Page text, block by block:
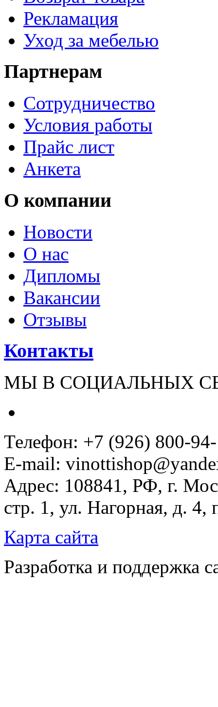
Рекламация
Уход за мебелью
Партнерам
Сотрудничество
Условия работы
Прайс лист
Анкета
О компании
Новости
О нас
Дипломы
Вакансии
Отзывы
Контакты
МЫ В СОЦИАЛЬНЫХ
Телефон: +7 (926) 800-
E-mail:
Адрес: 108841, РФ, г.
стр. 1, ул. Нагорная, д.
Карта сайта
Разработка и поддержка